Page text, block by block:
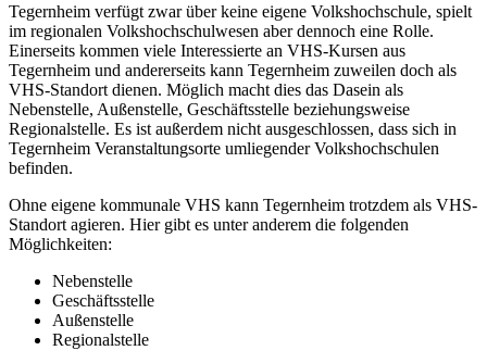
Tegernheim verfügt zwar über keine eigene Volkshochschule, spielt
im regionalen Volkshochschulwesen aber dennoch eine Rolle.
Einerseits kommen viele Interessierte an VHS-Kursen aus
Tegernheim und andererseits kann Tegernheim zuweilen doch als
VHS-Standort dienen. Möglich macht dies das Dasein als
Nebenstelle, Außenstelle, Geschäftsstelle beziehungsweise
Regionalstelle. Es ist außerdem nicht ausgeschlossen, dass sich in
Tegernheim Veranstaltungsorte umliegender Volkshochschulen
befinden.
Ohne eigene kommunale VHS kann Tegernheim trotzdem als VHS-
Standort agieren. Hier gibt es unter anderem die folgenden
Möglichkeiten:
Nebenstelle
Geschäftsstelle
Außenstelle
Regionalstelle